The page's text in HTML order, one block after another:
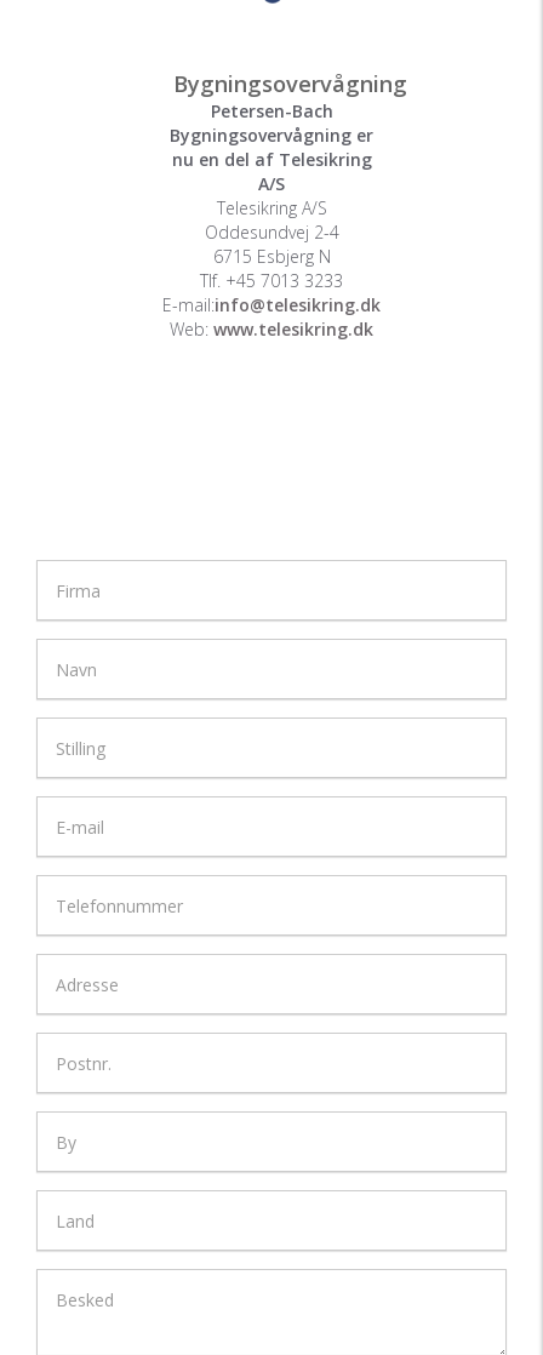
Bygningsovervågning
Petersen-Bach
Bygningsovervågning er
nu en del af Telesikring
A/S
Telesikring A/S
Oddesundvej 2-4
6715 Esbjerg N
Tlf. +45 7013 3233
E-mail:info@telesikring.dk
Web: www.telesikring.dk